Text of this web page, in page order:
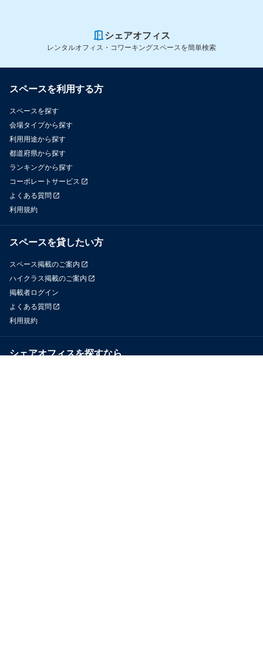
シェアオフィス
レンタルオフィス・コワーキングスペースを簡単検索
スペースを利用する方
スペースを探す
会場タイプから探す
利用用途から探す
都道府県から探す
ランキングから探す
コーポレートサービス
よくある質問
利用規約
スペースを貸したい方
スペース掲載のご案内
ハイクラス掲載のご案内
掲載者ログイン
よくある質問
利用規約
シェアオフィスを探すなら